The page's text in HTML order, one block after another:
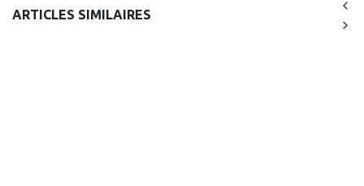
ARTICLES SIMILAIRES